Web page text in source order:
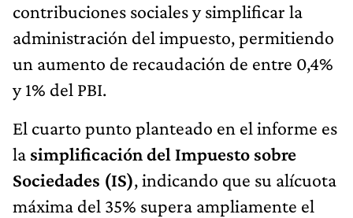
contribuciones sociales y simplificar la
administración del impuesto, permitiendo
un aumento de recaudación de entre 0,4%
y 1% del PBI.
El cuarto punto planteado en el informe es
la simplificación del Impuesto sobre
Sociedades (IS), indicando que su alícuota
máxima del 35% supera ampliamente el